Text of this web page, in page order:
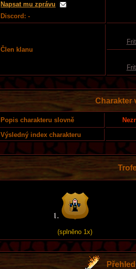
Napsat mu zprávu
Discord: -
Člen klanu
Charakter
Popis charakteru slovně
Výsledný index charakteru
(splněno 1x)